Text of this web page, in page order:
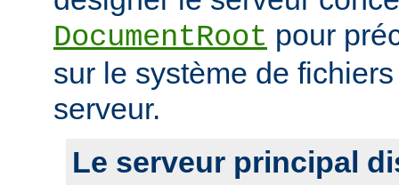
DocumentRoot pour
sur le système de
serveur.
Le serveur principal